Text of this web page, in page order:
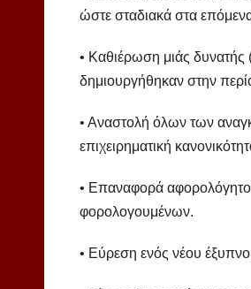
ώστε σταδιακά στα
• Καθιέρωση μιάς δυνατής
δημιουργήθηκαν στην
• Αναστολή όλων των
επιχειρηματική
• Επαναφορά αφορολόγητου
φορολογουμένων.
• Εύρεση ενός νέου